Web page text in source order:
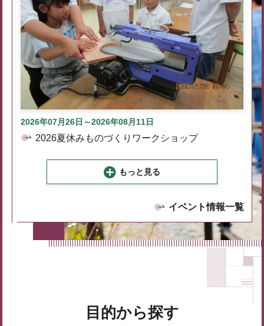
2026年07月26日～2026年08月11日
2026夏休みものづくりワークショップ
もっと見る
イベント情報一覧
目的から探す